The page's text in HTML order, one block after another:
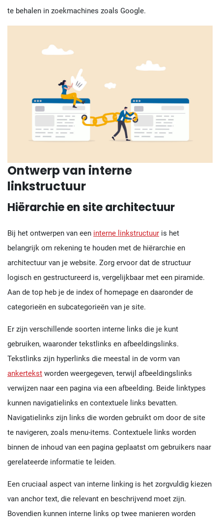
te behalen in zoekmachines zoals Google.
Ontwerp van interne
linkstructuur
Hiërarchie en site architectuur
Bij het ontwerpen van een interne linkstructuur is het
belangrijk om rekening te houden met de hiërarchie en
architectuur van je website. Zorg ervoor dat de structuur
logisch en gestructureerd is, vergelijkbaar met een piramide.
Aan de top heb je de index of homepage en daaronder de
categorieën en subcategorieën van je site.
Er zijn verschillende soorten interne links die je kunt
gebruiken, waaronder tekstlinks en afbeeldingslinks.
Tekstlinks zijn hyperlinks die meestal in de vorm van
ankertekst worden weergegeven, terwijl afbeeldingslinks
verwijzen naar een pagina via een afbeelding. Beide linktypes
kunnen navigatielinks en contextuele links bevatten.
Navigatielinks zijn links die worden gebruikt om door de site
te navigeren, zoals menu-items. Contextuele links worden
binnen de inhoud van een pagina geplaatst om gebruikers naar
gerelateerde informatie te leiden.
Een cruciaal aspect van interne linking is het zorgvuldig kiezen
van anchor text, die relevant en beschrijvend moet zijn.
Bovendien kunnen interne links op twee manieren worden